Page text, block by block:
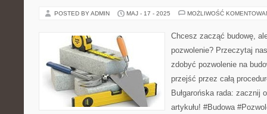
POSTED BY ADMIN MAJ - 17 - 2025 MOŻLIWOŚĆ
Chcesz zacząć budowę,
pozwolenie? Przeczytaj
zdobyć pozwolenie na
przejść przez całą
Bułgarońska rada: zacznij
artykułu! #Budowa